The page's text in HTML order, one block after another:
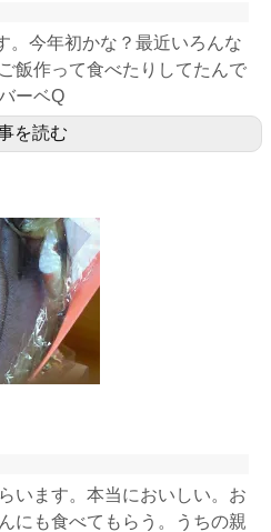
。今年初かな？最近いろんな
飯作って食べたりしてたんで
ーベQ
を読む
います。本当においしい。お
にも食べてもらう。うちの親